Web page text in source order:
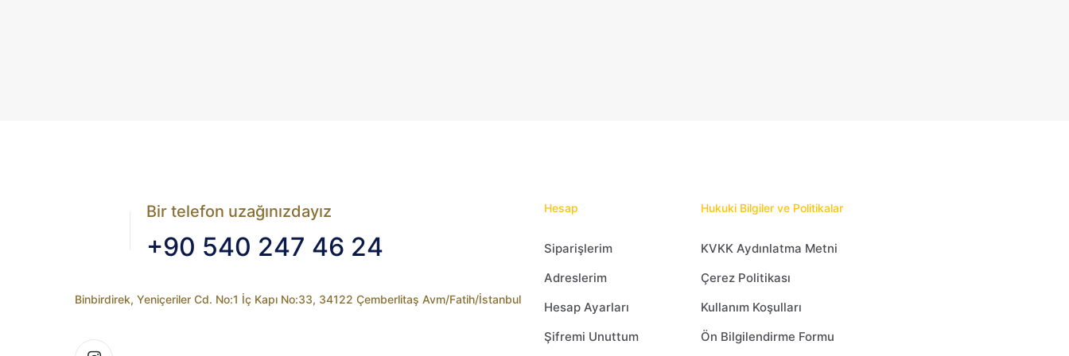
Bir telefon uzağınızdayız
+90 540 247 46 24
Binbirdirek, Yeniçeriler Cd. No:1 İç Kapı No:33, 34122 Çemberlitaş Avm/Fatih/İstanbul
Hesap
Siparişlerim
Adreslerim
Hesap Ayarları
Şifremi Unuttum
Hukuki Bilgiler ve Politikalar
KVKK Aydınlatma Metni
Çerez Politikası
Kullanım Koşulları
Ön Bilgilendirme Formu